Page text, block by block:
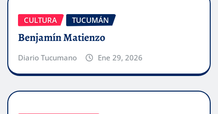
CULTURA TUCUMÁN
Benjamín Matienzo
Diario Tucumano Ene 29, 2026